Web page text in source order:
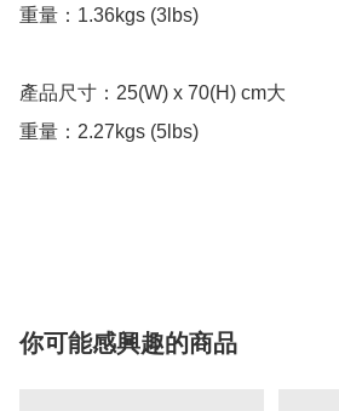
重量：1.36kgs (3lbs)
產品尺寸：25(W) x 70(H) cm大
重量：2.27kgs (5lbs)
你可能感興趣的商品